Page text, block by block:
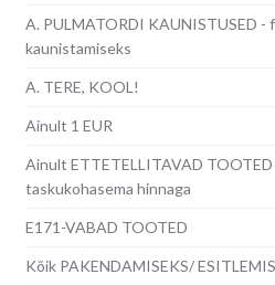
A. PULMATORDI KAUNISTUSED -
kaunistamiseks
A. TERE, KOOL!
Ainult 1 EUR
Ainult ETTETELLITAVAD TOOTED
taskukohasema hinnaga
E171-VABAD TOOTED
Kõik PAKENDAMISEKS/